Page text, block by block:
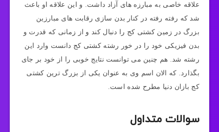
علاقه خاصی به مبارزه های آزاد داشت. و این علاقه او باعث
شد که رفته رفته در کنار بدن سازی رقابت های مبارزین
بزرگ در زمین کشتی کج را دنبال کند و از زمانی که قدرت و
بدن فیزیکی خود را در خور رشته کشتی کج دانست وارد این
رشته شد. هم چنین می توانست نتایج خوبی را از خود بر جای
بگذارد. که الان اسم وی به عنوان یکی از بزرگ ترین کشتی
کج بازان دنیا مطرح شده است.
سوالات متداول